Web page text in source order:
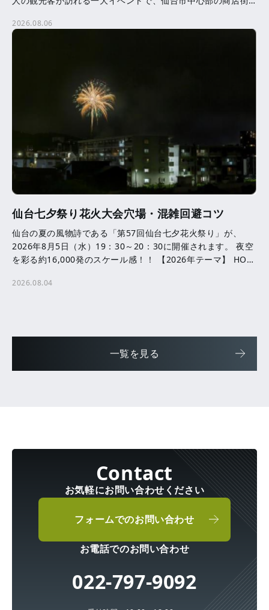
2026.08.06
仙台七夕祭り花火大会穴場・混雑回避コツ
仙台の夏の風物詩である「第57回仙台七夕花火祭り」が、
2026年8月5日（水）19：30～20：30に開催されます。 夜空
を彩る約16,000発のスケール感！！ 【2026年テーマ】 HOPE
2026.08.04
一覧を見る
お気軽にお問い合わせください
フォームでのお問い合わせ
お電話でのお問い合わせ
022-797-9092